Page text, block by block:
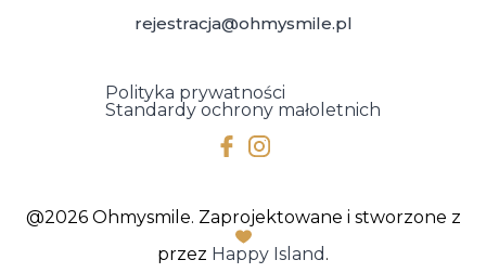
rejestracja@ohmysmile.pl
@2026 Ohmysmile. Zaprojektowane i stworzone z
przez Happy Island .
Polityka prywatności
Standardy ochrony małoletnich